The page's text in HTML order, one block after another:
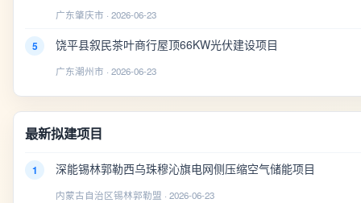
广东肇庆市 · 2026-06-23
5 饶平县叙民茶叶商行屋顶66KW光伏建设项目
广东潮州市 · 2026-06-23
最新拟建项目
1 深能锡林郭勒西乌珠穆沁旗电网侧压缩空气储能项目
内蒙古自治区锡林郭勒盟 · 2026-06-23